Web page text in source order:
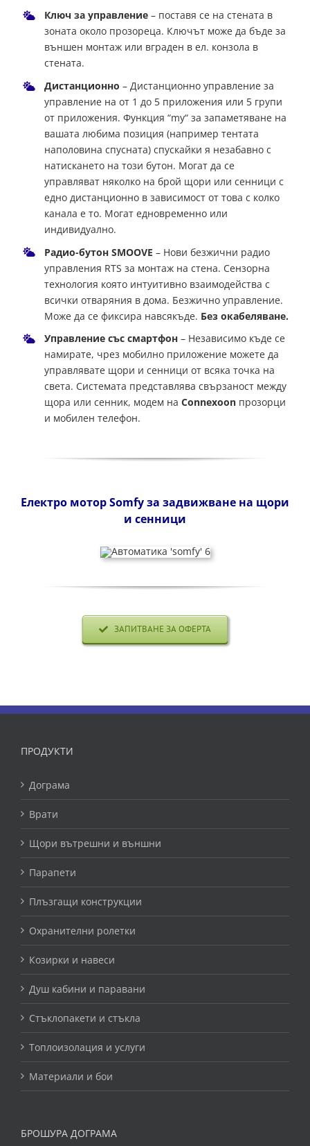
Ключ за управление– поставя се на стената в
зоната около прозореца. Ключът може да бъде за
външен монтаж или вграден в ел. конзола в
стената.
Дистанционно – Дистанционно управление за
управление на от 1 до 5 приложения или 5 групи
от приложения. Функция “my“ за запаметяване на
вашата любима позиция (например тентата
наполовина спусната) спускайки я незабавно с
натискането на този бутон. Могат да се
управляват няколко на брой щори или сенници с
едно дистанционно в зависимост от това с колко
канала е то. Могат едновременно или
индивидуално.
Радио-бутон SMOOVE – Нови безжични радио
управления RTS за монтаж на стена. Сензорна
технология която интуитивно взаимодейства с
всички отваряния в дома. Безжично управление.
Може да се фиксира навсякъде. Без окабеляване.
Управление със смартфон– Независимо къде се
намирате, чрез мобилно приложение можете да
управлявате щори и сенници от всяка точка на
света. Системата представлява свързаност между
щора или сенник, модем на Connexoonпрозорци
и мобилен телефон.
Електро мотор Somfy за задвижване на щори
и сенници
ЗАПИТВАНЕ ЗА ОФЕРТА
ПРОДУКТИ
Дограма
Врати
Щори вътрешни и външни
Парапети
Плъзгащи конструкции
Охранителни ролетки
Козирки и навеси
Душ кабини и паравани
Стъклопакети и стъкла
Топлоизолация и услуги
Материали и бои
БРОШУРА ДОГРАМА